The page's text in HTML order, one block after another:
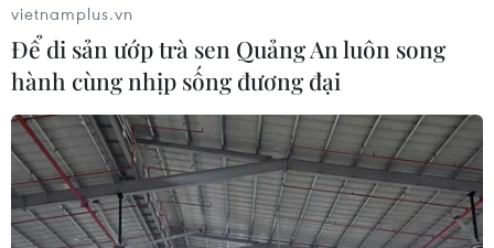
vietnamplus.vn
Để di sản ướp trà sen Quảng An luôn song
hành cùng nhịp sống đương đại